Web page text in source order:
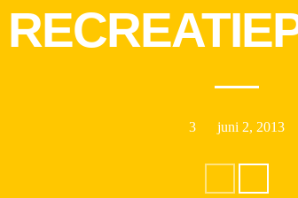
3 juni 2, 2013